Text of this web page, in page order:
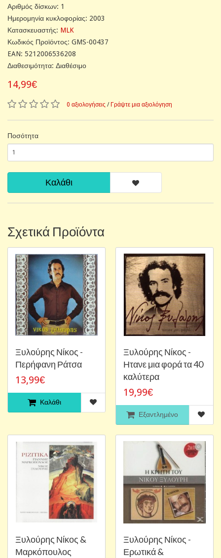
Αριθμός δίσκων: 1
Ημερομηνία κυκλοφορίας: 2003
Κατασκευαστής: MLK
Κωδικός Προϊόντος: GMS-00437
EAN: 5212006536208
Διαθεσιμότητα: Διαθέσιμο
14,99€
0 αξιολογήσεις / Γράψτε μια αξιολόγηση
Ποσότητα
Καλάθι
Σχετικά Προϊόντα
Ξυλούρης Νίκος -
Περήφανη Ράτσα
13,99€
Καλάθι
Ξυλούρης Νίκος -
Ητανε μια φορά τα 40
καλύτερα
19,99€
Εξαντλημένο
Ξυλούρης Νίκος &
Μαρκόπουλος
Ξυλούρης Νίκος -
Ερωτικά &